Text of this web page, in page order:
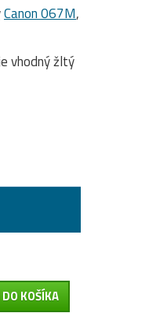
Canon 067M,
vhodný žltý
DO KOŠÍKA